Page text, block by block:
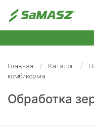
Главная Каталог
комбикорма
Обработка